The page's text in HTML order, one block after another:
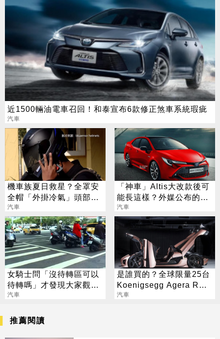
近1500輛油電車召回！和泰宣布6款修正煞車系統瑕疵
汽車
機車族夏日救星？全罩安
全帽「外掛冷氣」頭部溫
度降10度
汽車
「神車」Altis大改款後可
能長這樣？外媒公布的預
想圖超帥
汽車
女騎士問「沒待轉區可以
待轉嗎」才發現大家觀念
全錯！一張表詳解
汽車
是誰買的？全球限量25台
Koenigsegg Agera RS
台灣買家完成領牌
汽車
推薦閱讀